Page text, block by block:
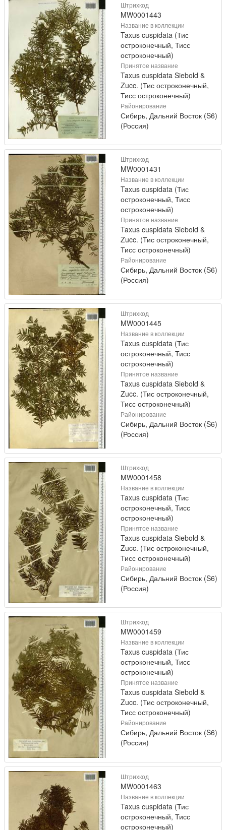
Штрихкод
MW0001443
Название в коллекции
Taxus cuspidata (Тис
остроконечный, Тисс
остроконечный)
Принятое название
Taxus cuspidata Siebold &
Zucc. (Тис остроконечный,
Тисс остроконечный)
Районирование
Сибирь, Дальний Восток (S6)
(Россия)
Штрихкод
MW0001431
Название в коллекции
Taxus cuspidata (Тис
остроконечный, Тисс
остроконечный)
Принятое название
Taxus cuspidata Siebold &
Zucc. (Тис остроконечный,
Тисс остроконечный)
Районирование
Сибирь, Дальний Восток (S6)
(Россия)
Штрихкод
MW0001445
Название в коллекции
Taxus cuspidata (Тис
остроконечный, Тисс
остроконечный)
Принятое название
Taxus cuspidata Siebold &
Zucc. (Тис остроконечный,
Тисс остроконечный)
Районирование
Сибирь, Дальний Восток (S6)
(Россия)
Штрихкод
MW0001458
Название в коллекции
Taxus cuspidata (Тис
остроконечный, Тисс
остроконечный)
Принятое название
Taxus cuspidata Siebold &
Zucc. (Тис остроконечный,
Тисс остроконечный)
Районирование
Сибирь, Дальний Восток (S6)
(Россия)
Штрихкод
MW0001459
Название в коллекции
Taxus cuspidata (Тис
остроконечный, Тисс
остроконечный)
Принятое название
Taxus cuspidata Siebold &
Zucc. (Тис остроконечный,
Тисс остроконечный)
Районирование
Сибирь, Дальний Восток (S6)
(Россия)
Штрихкод
MW0001463
Название в коллекции
Taxus cuspidata (Тис
остроконечный, Тисс
остроконечный)